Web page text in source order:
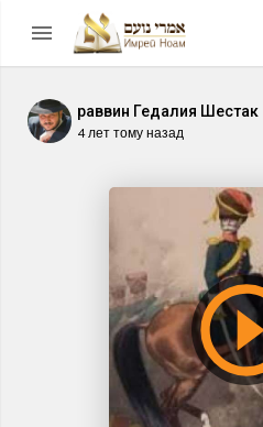
раввин Гедалия Шестак
4 лет тому назад